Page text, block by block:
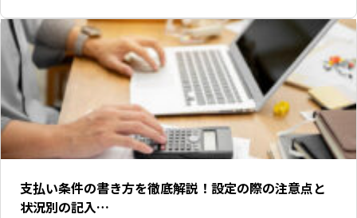
支払い条件の書き方を徹底解説！設定の際の注意点と
状況別の記入…